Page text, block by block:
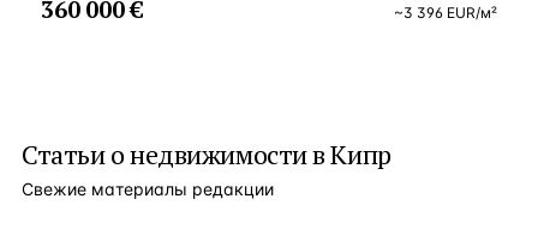
Lady’s Mile и аквапарком, что существенно сказывается
из набирающих популярность проспектов (Колонакиу
представления, предлагая Вам совершенно новый
выбор качественного жилья.
360 000 € ~3 396 EUR/м²
Статьи онедвижимости в Кипр
Свежие материалы редакции